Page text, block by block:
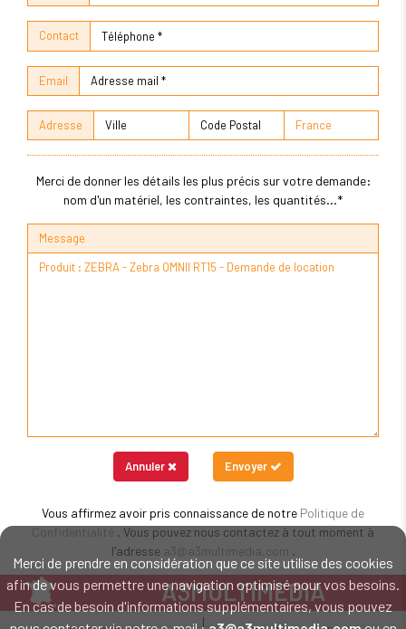
Merci de prendre en considération que ce site utilise des cookies
afin de vous permettre une navigation optimisé pour vos besoins.
En cas de besoin d'informations supplémentaires, vous pouvez
Contact
Email
Adresse
Merci de donner les détails les plus précis sur votre demande:
nom d'un matériel, les contraintes, les quantités...*
Message
Annuler Envoyer
Vous affirmez avoir pris connaissance de notre Politique de
Confidentialité . Vous pouvez nous contactez à tout moment à
l'adresse a3@a3multimedia.com .
A3MULTIMEDIA
LE SPÉCIALISTE MATÉRIEL ET LOGICIEL CODE BARRE